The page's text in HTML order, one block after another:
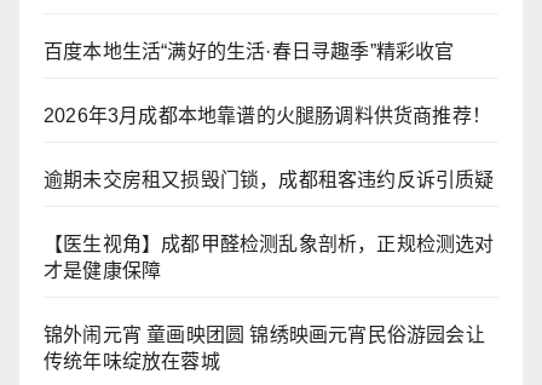
百度本地生活“满好的生活·春日寻趣季”精彩收官
2026年3月成都本地靠谱的火腿肠调料供货商推荐！
逾期未交房租又损毁门锁，成都租客违约反诉引质疑
【医生视角】成都甲醛检测乱象剖析，正规检测选对
才是健康保障
锦外闹元宵 童画映团圆 锦绣映画元宵民俗游园会让
传统年味绽放在蓉城